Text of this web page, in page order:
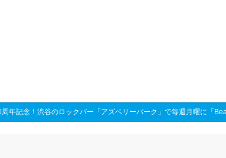
周年記念！渋谷のロックバー「アズベリーパーク」で毎週月曜に「